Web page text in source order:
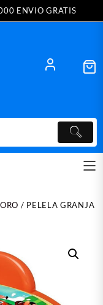
ENVIO GRATIS
/ PELELA GRANJA